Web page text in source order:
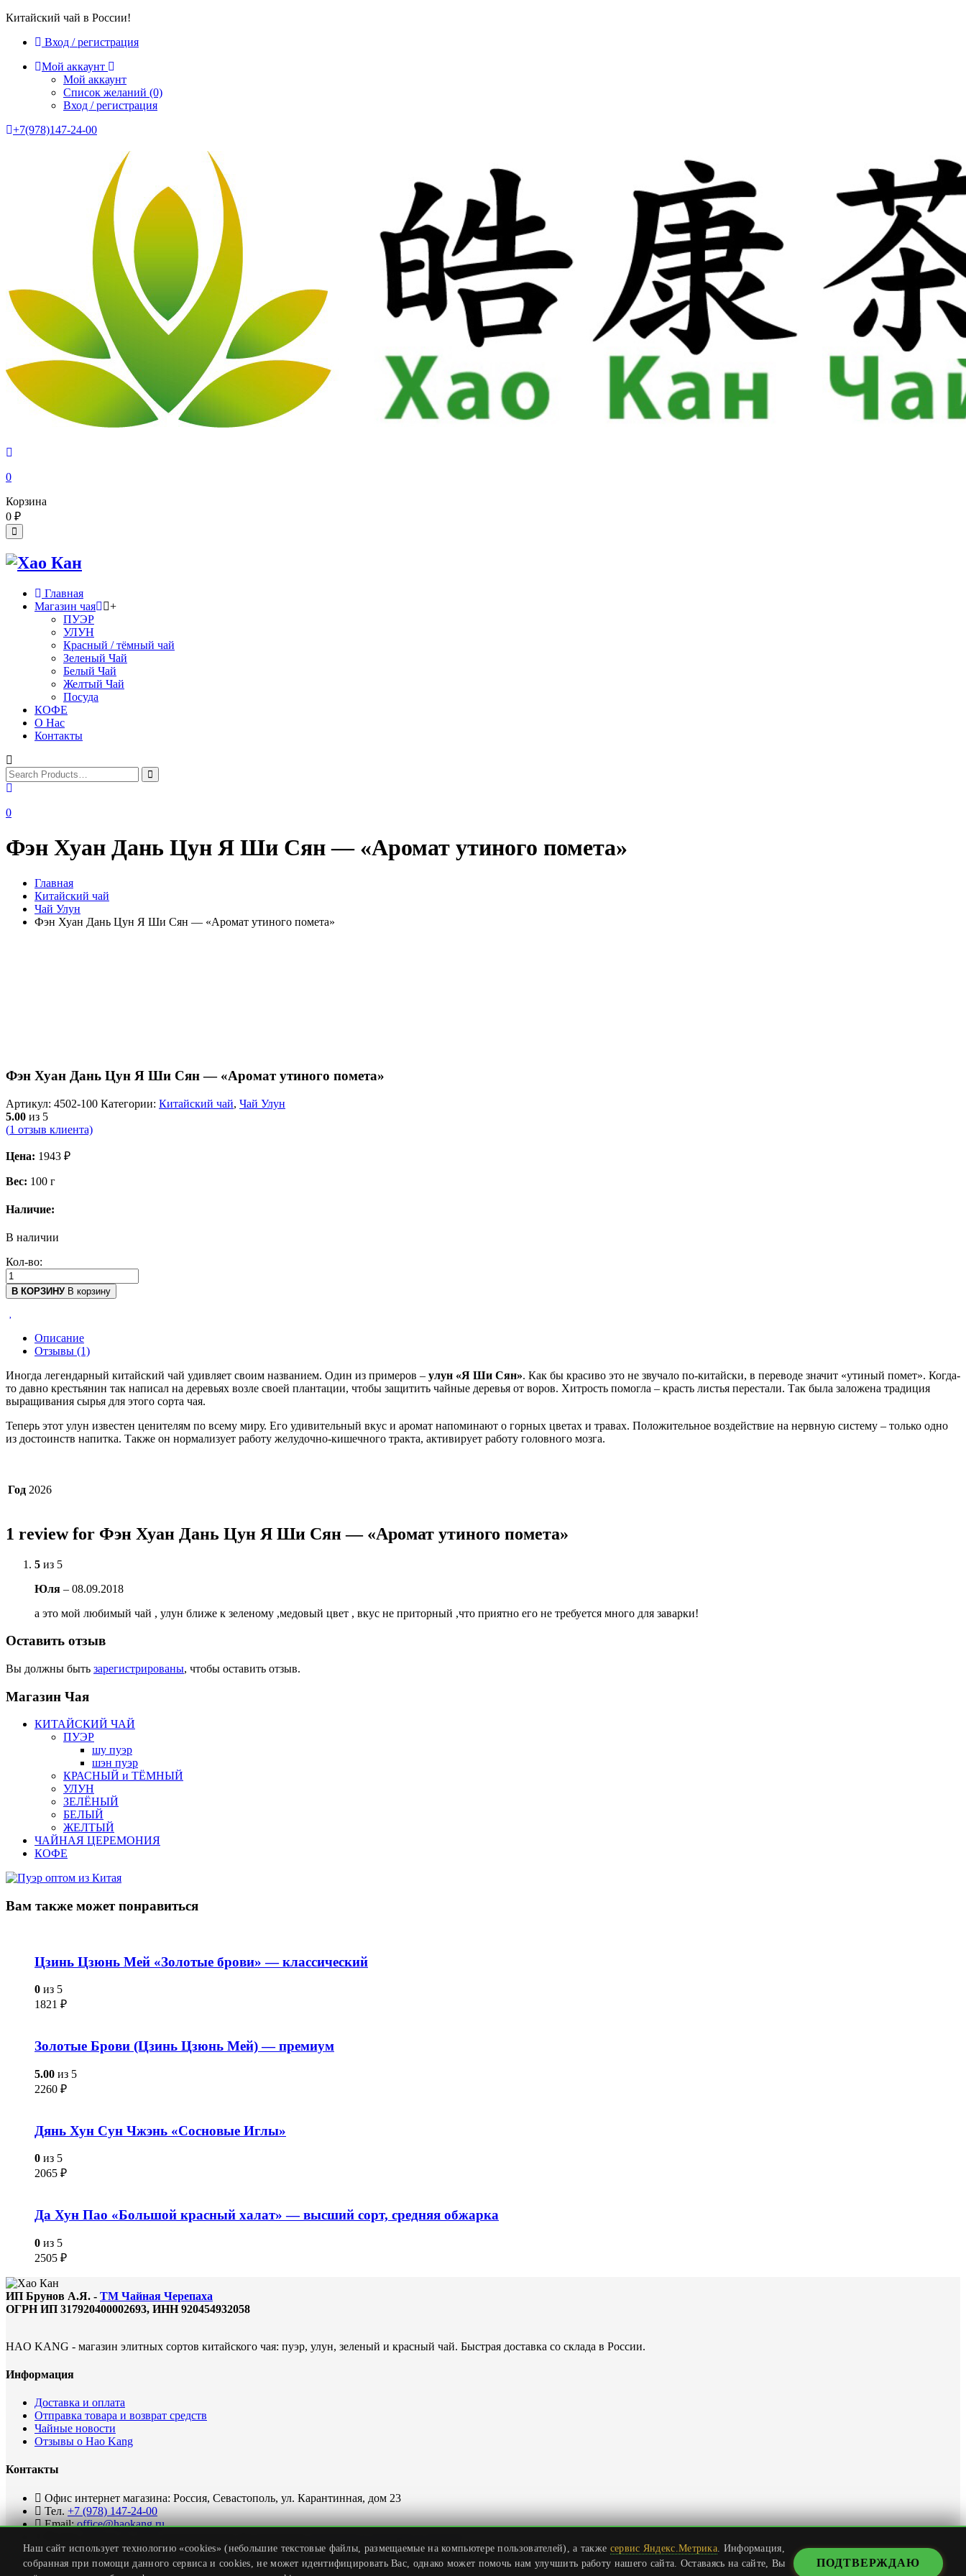
Китайский чай в России!
Вход / регистрация
Мой аккаунт
Мой аккаунт
Список желаний (0)
Вход / регистрация
+7(978)147-24-00
0
Корзина
0 ₽
Главная
Магазин чая
+
ПУЭР
УЛУН
Красный / тёмный чай
Зеленый Чай
Белый Чай
Желтый Чай
Посуда
КОФЕ
О Нас
Контакты
0
Фэн Хуан Дань Цун Я Ши Сян — «Аромат утиного помета»
Главная
Китайский чай
Чай Улун
Фэн Хуан Дань Цун Я Ши Сян — «Аромат утиного помета»
Фэн Хуан Дань Цун Я Ши Сян — «Аромат утиного помета»
Артикул: 4502-100 Категории: Китайский чай, Чай Улун
5.00 из 5
(1 отзыв клиента)
Цена: 1943 ₽
Вес: 100 г
Наличие:
В наличии
Кол-во:
В КОРЗИНУ В корзину
Описание
Отзывы (1)
Иногда легендарный китайский чай удивляет своим названием. Один из примеров – улун «Я Ши Сян». Как бы красиво это не звучало по-китайски, в переводе значит «утиный помет». Когда-
то давно крестьянин так написал на деревьях возле своей плантации, чтобы защитить чайные деревья от воров. Хитрость помогла – красть листья перестали. Так была заложена традиция
выращивания сырья для этого сорта чая.
Теперь этот улун известен ценителям по всему миру. Его удивительный вкус и аромат напоминают о горных цветах и травах. Положительное воздействие на нервную систему – только одно
из достоинств напитка. Также он нормализует работу желудочно-кишечного тракта, активирует работу головного мозга.
Год 2026
1 review for Фэн Хуан Дань Цун Я Ши Сян — «Аромат утиного помета»
5 из 5
Юля – 08.09.2018
а это мой любимый чай , улун ближе к зеленому ,медовый цвет , вкус не приторный ,что приятно его не требуется много для заварки!
Оставить отзыв
Вы должны быть зарегистрированы, чтобы оставить отзыв.
Магазин Чая
КИТАЙСКИЙ ЧАЙ
ПУЭР
шу пуэр
шэн пуэр
КРАСНЫЙ и ТЁМНЫЙ
УЛУН
ЗЕЛЁНЫЙ
БЕЛЫЙ
ЖЕЛТЫЙ
ЧАЙНАЯ ЦЕРЕМОНИЯ
КОФЕ
Вам также может понравиться
Цзинь Цзюнь Мей «Золотые брови» — классический
0 из 5
1821 ₽
Золотые Брови (Цзинь Цзюнь Мей) — премиум
5.00 из 5
2260 ₽
Дянь Хун Сун Чжэнь «Сосновые Иглы»
0 из 5
2065 ₽
Да Хун Пао «Большой красный халат» — высший сорт, средняя обжарка
0 из 5
2505 ₽
ИП Брунов А.Я. - ТМ Чайная Черепаха
ОГРН ИП 317920400002693, ИНН 920454932058
HAO KANG - магазин элитных сортов китайского чая: пуэр, улун, зеленый и красный чай. Быстрая доставка со склада в России.
Информация
Доставка и оплата
Отправка товара и возврат средств
Чайные новости
Отзывы о Hao Kang
Контакты
Офис интернет магазина: Россия, Севастополь, ул. Карантинная, дом 23
Тел.+7 (978) 147-24-00
Email:office@haokang.ru
© 2018 Hao Kang Tea - элитный китайский чай. Все права защищены.
Наш сайт использует технологию «cookies» (небольшие текстовые файлы, размещаемые на компьютере пользователей), а также сервис Яндекс.Метрика . Информация,
собранная при помощи данного сервиса и cookies, не может идентифицировать Вас, однако может помочь нам улучшить работу нашего сайта. Оставаясь на сайте, Вы
ПОДТВЕРЖДАЮ